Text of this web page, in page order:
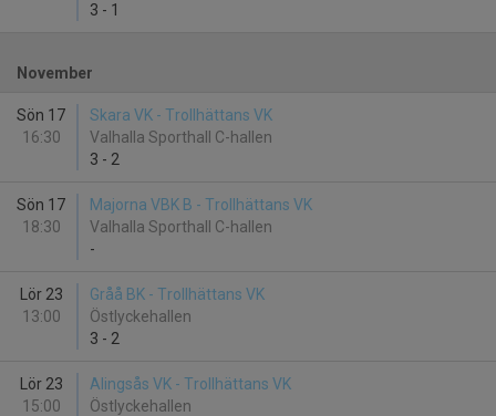
3 - 1
November
Sön 17
16:30
Skara VK - Trollhättans VK
Valhalla Sporthall C-hallen
3 - 2
Sön 17
18:30
Majorna VBK B - Trollhättans VK
Valhalla Sporthall C-hallen
-
Lör 23
13:00
Gråå BK - Trollhättans VK
Östlyckehallen
3 - 2
Lör 23
15:00
Alingsås VK - Trollhättans VK
Östlyckehallen